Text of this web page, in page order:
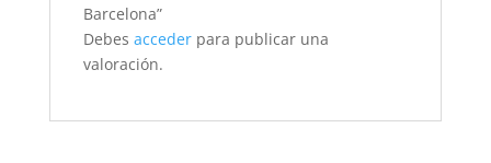
Barcelona”
Debes accederpara publicar una
valoración.